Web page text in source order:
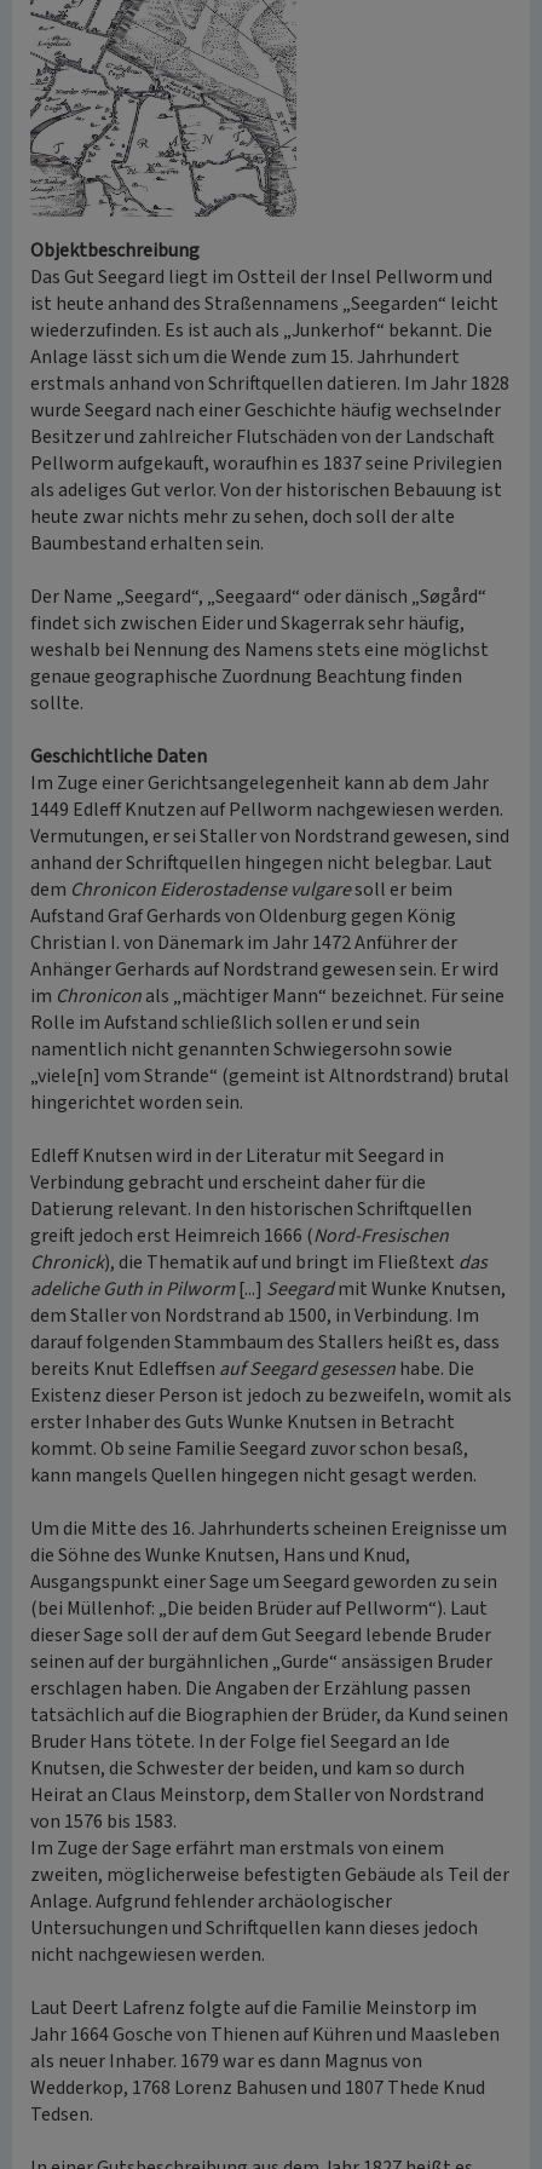
Objektbeschreibung
Das Gut Seegard liegt im Ostteil der Insel Pellworm und
ist heute anhand des Straßennamens „Seegarden“ leicht
wiederzufinden. Es ist auch als „Junkerhof“ bekannt. Die
Anlage lässt sich um die Wende zum 15. Jahrhundert
erstmals anhand von Schriftquellen datieren. Im Jahr 1828
wurde Seegard nach einer Geschichte häufig wechselnder
Besitzer und zahlreicher Flutschäden von der Landschaft
Pellworm aufgekauft, woraufhin es 1837 seine Privilegien
als adeliges Gut verlor. Von der historischen Bebauung ist
heute zwar nichts mehr zu sehen, doch soll der alte
Baumbestand erhalten sein.
Der Name „Seegard“, „Seegaard“ oder dänisch „Søgård“
findet sich zwischen Eider und Skagerrak sehr häufig,
weshalb bei Nennung des Namens stets eine möglichst
genaue geographische Zuordnung Beachtung finden
sollte.
Geschichtliche Daten
Im Zuge einer Gerichtsangelegenheit kann ab dem Jahr
1449 Edleff Knutzen auf Pellworm nachgewiesen werden.
Vermutungen, er sei Staller von Nordstrand gewesen, sind
anhand der Schriftquellen hingegen nicht belegbar. Laut
dem Chronicon Eiderostadense vulgaresoll er beim
Aufstand Graf Gerhards von Oldenburg gegen König
Christian I. von Dänemark im Jahr 1472 Anführer der
Anhänger Gerhards auf Nordstrand gewesen sein. Er wird
im Chroniconals „mächtiger Mann“ bezeichnet. Für seine
Rolle im Aufstand schließlich sollen er und sein
namentlich nicht genannten Schwiegersohn sowie
„viele[n] vom Strande“ (gemeint ist Altnordstrand) brutal
hingerichtet worden sein.
Edleff Knutsen wird in der Literatur mit Seegard in
Verbindung gebracht und erscheint daher für die
Datierung relevant. In den historischen Schriftquellen
greift jedoch erst Heimreich 1666 (Nord-Fresischen
Chronick), die Thematik auf und bringt im Fließtext das
adeliche Guth in Pilworm[...] Seegardmit Wunke Knutsen,
dem Staller von Nordstrand ab 1500, in Verbindung. Im
darauf folgenden Stammbaum des Stallers heißt es, dass
bereits Knut Edleffsen auf Seegard gesessenhabe. Die
Existenz dieser Person ist jedoch zu bezweifeln, womit als
erster Inhaber des Guts Wunke Knutsen in Betracht
kommt. Ob seine Familie Seegard zuvor schon besaß,
kann mangels Quellen hingegen nicht gesagt werden.
Um die Mitte des 16. Jahrhunderts scheinen Ereignisse um
die Söhne des Wunke Knutsen, Hans und Knud,
Ausgangspunkt einer Sage um Seegard geworden zu sein
(bei Müllenhof: „Die beiden Brüder auf Pellworm“). Laut
dieser Sage soll der auf dem Gut Seegard lebende Bruder
seinen auf der burgähnlichen „Gurde“ ansässigen Bruder
erschlagen haben. Die Angaben der Erzählung passen
tatsächlich auf die Biographien der Brüder, da Kund seinen
Bruder Hans tötete. In der Folge fiel Seegard an Ide
Knutsen, die Schwester der beiden, und kam so durch
Heirat an Claus Meinstorp, dem Staller von Nordstrand
von 1576 bis 1583.
Im Zuge der Sage erfährt man erstmals von einem
zweiten, möglicherweise befestigten Gebäude als Teil der
Anlage. Aufgrund fehlender archäologischer
Untersuchungen und Schriftquellen kann dieses jedoch
nicht nachgewiesen werden.
Laut Deert Lafrenz folgte auf die Familie Meinstorp im
Jahr 1664 Gosche von Thienen auf Kühren und Maasleben
als neuer Inhaber. 1679 war es dann Magnus von
Wedderkop, 1768 Lorenz Bahusen und 1807 Thede Knud
Tedsen.